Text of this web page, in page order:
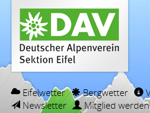
Eifelwetter Bergwetter
Newsletter
Mitglied werden